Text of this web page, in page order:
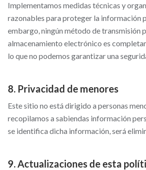
Implementamos medidas técnicas y
razonables para proteger la información
embargo, ningún método de transmisión
almacenamiento electrónico es
lo que no podemos garantizar una
8. Privacidad de menores
Este sitio no está dirigido a personas
recopilamos a sabiendas información
se identifica dicha información, será
9. Actualizaciones de esta